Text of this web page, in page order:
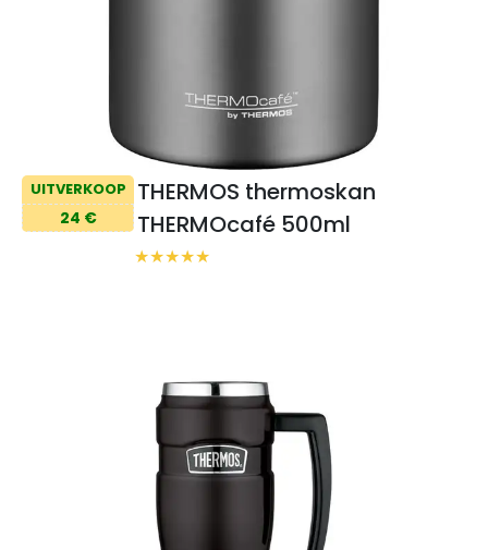
UITVERKOOP
24 €
THERMOS thermoskan
THERMOcafé 500ml